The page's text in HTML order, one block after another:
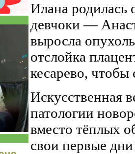
Илана
девчоки —
выросла
отслойка
кесарево,
Искусственная
патологии
вместо тёплых
свои первые